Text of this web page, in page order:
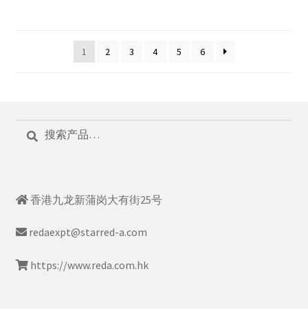
1 2 3 4 5 6
索：
香港九龙新蒲岗大有街25号
redaexpt@starred-a.com
https://www.reda.com.hk